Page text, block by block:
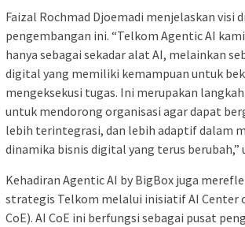
Faizal Rochmad Djoemadi menjelaskan visi
pengembangan ini. “Telkom Agentic AI
hanya sebagai sekadar alat AI, melainkan
digital yang memiliki kemampuan untuk
mengeksekusi tugas. Ini merupakan
untuk mendorong organisasi agar dapat
lebih terintegrasi, dan lebih adaptif dalam
dinamika bisnis digital yang terus berubah,”
Kehadiran Agentic AI by BigBox juga
strategis Telkom melalui inisiatif AI Center
CoE). AI CoE ini berfungsi sebagai pusat